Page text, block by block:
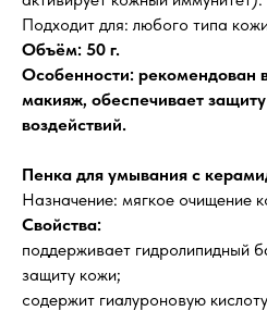
Подходит для: любого типа
Объём: 50 г.
Особенности: рекомендован
макияж, обеспечивает
воздействий.
Пенка для умывания с
Назначение: мягкое очищение
Свойства:
поддерживает гидролипидный
защиту кожи;
содержит гиалуроновую